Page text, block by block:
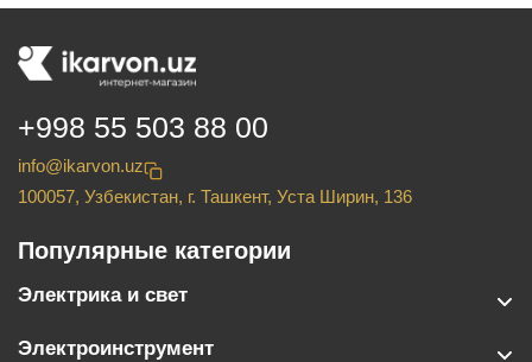
+998 55 503 88 00
info@ikarvon.uz
100057, Узбекистан, г. Ташкент, Уста Ширин, 136
Популярные категории
Электрика и свет
Электроинструмент